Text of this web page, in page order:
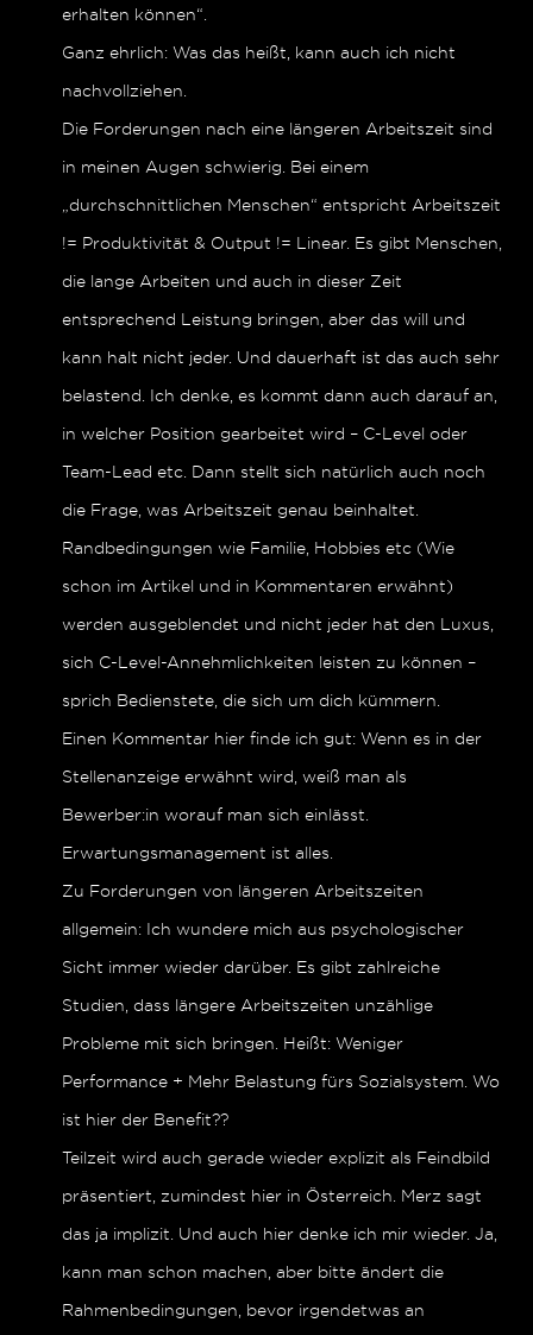
erhalten können“.
Ganz ehrlich: Was das heißt, kann auch ich nicht
nachvollziehen.
Die Forderungen nach eine längeren Arbeitszeit sind
in meinen Augen schwierig. Bei einem
„durchschnittlichen Menschen“ entspricht Arbeitszeit
!= Produktivität & Output != Linear. Es gibt Menschen,
die lange Arbeiten und auch in dieser Zeit
entsprechend Leistung bringen, aber das will und
kann halt nicht jeder. Und dauerhaft ist das auch sehr
belastend. Ich denke, es kommt dann auch darauf an,
in welcher Position gearbeitet wird – C-Level oder
Team-Lead etc. Dann stellt sich natürlich auch noch
die Frage, was Arbeitszeit genau beinhaltet.
Randbedingungen wie Familie, Hobbies etc (Wie
schon im Artikel und in Kommentaren erwähnt)
werden ausgeblendet und nicht jeder hat den Luxus,
sich C-Level-Annehmlichkeiten leisten zu können –
sprich Bedienstete, die sich um dich kümmern.
Einen Kommentar hier finde ich gut: Wenn es in der
Stellenanzeige erwähnt wird, weiß man als
Bewerber:in worauf man sich einlässt.
Erwartungsmanagement ist alles.
Zu Forderungen von längeren Arbeitszeiten
allgemein: Ich wundere mich aus psychologischer
Sicht immer wieder darüber. Es gibt zahlreiche
Studien, dass längere Arbeitszeiten unzählige
Probleme mit sich bringen. Heißt: Weniger
Performance + Mehr Belastung fürs Sozialsystem. Wo
ist hier der Benefit??
Teilzeit wird auch gerade wieder explizit als Feindbild
präsentiert, zumindest hier in Österreich. Merz sagt
das ja implizit. Und auch hier denke ich mir wieder. Ja,
kann man schon machen, aber bitte ändert die
Rahmenbedingungen, bevor irgendetwas an